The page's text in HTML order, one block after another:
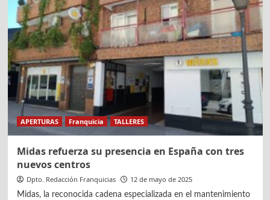
APERTURAS Franquicia TALLERES
Midas refuerza su presencia en España con tres
nuevos centros
Dpto. Redacción Franquicias 12 de mayo de 2025
Midas, la reconocida cadena especializada en el mantenimiento